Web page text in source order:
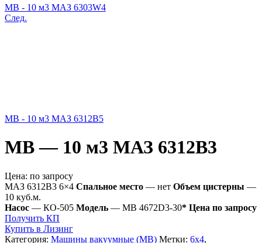
МВ - 10 м3 МАЗ 6303W4
След.
МВ - 10 м3 МАЗ 6312В5
МВ — 10 м3 МАЗ 6312В3
Цена: по запросу
МАЗ 6312В3 6×4 Спальное место — нет Объем цистерны —
10 куб.м.
Насос — КО-505 Модель — МВ 4672D3-30* Цена по запросу
Получить КП
Купить в Лизинг
Категория: Машины вакуумные (МВ) Метки: 6x4,